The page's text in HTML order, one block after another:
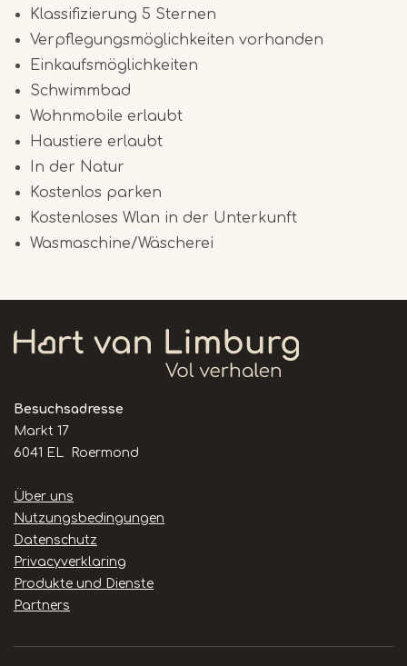
Klassifizierung 5 Sternen
Verpflegungsmöglichkeiten vorhanden
Einkaufsmöglichkeiten
Schwimmbad
Wohnmobile erlaubt
Haustiere erlaubt
In der Natur
Kostenlos parken
Kostenloses Wlan in der Unterkunft
Wasmaschine/Wäscherei
Besuchsadresse
Markt 17
6041 EL Roermond
Handige
links
Über uns
Nutzungsbedingungen
Datenschutz
Privacyverklaring
Produkte und Dienste
Partners